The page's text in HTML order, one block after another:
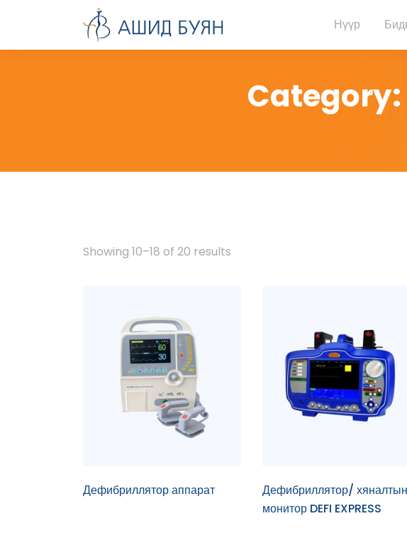
Нүүр
Category:
Showing 10–18 of 20 results
Дефибриллятор аппарат
Дефибриллятор/ хяналтын
монитор DEFI EXPRESS